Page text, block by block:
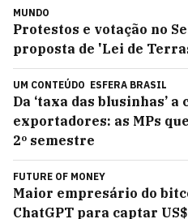
MUNDO
Protestos e votação no
proposta de 'Lei de
UM CONTEÚDO ESFERA BRASIL
Da ‘taxa das blusinhas’
exportadores: as MPs
2º semestre
FUTURE OF MONEY
Maior empresário do
ChatGPT para captar